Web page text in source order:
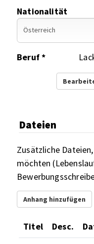
Nationalität
Beruf *
Dateien
Zusätzliche
möchten
Anhang hinzufügen
Titel Desc.